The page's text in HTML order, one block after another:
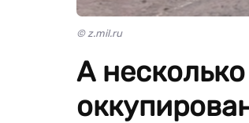
© z.mil.ru
А